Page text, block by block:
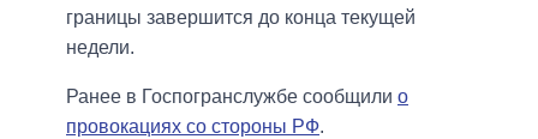
границы завершится до конца текущей
недели.
Ранее в Госпогранслужбе сообщили о
провокациях со стороны РФ.